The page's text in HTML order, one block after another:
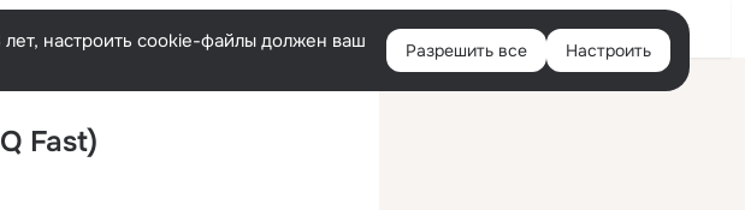
Войти
настроить cookie-файлы должен ваш
Разрешить все Настроить
Fast)